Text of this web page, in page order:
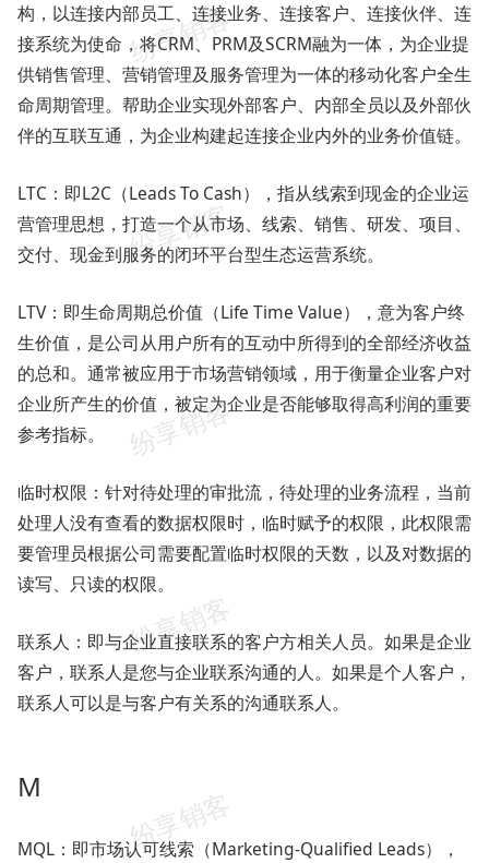
构，以连接内部员工、连接业务、连接客户、连接伙伴、连
接系统为使命，将CRM、PRM及SCRM融为一体，为企业提
供销售管理、营销管理及服务管理为一体的移动化客户全生
命周期管理。帮助企业实现外部客户、内部全员以及外部伙
伴的互联互通，为企业构建起连接企业内外的业务价值链。
LTC：即L2C（Leads To Cash），指从线索到现金的企业运
营管理思想，打造一个从市场、线索、销售、研发、项目、
交付、现金到服务的闭环平台型生态运营系统。
LTV：即生命周期总价值（Life Time Value），意为客户终
生价值，是公司从用户所有的互动中所得到的全部经济收益
的总和。通常被应用于市场营销领域，用于衡量企业客户对
企业所产生的价值，被定为企业是否能够取得高利润的重要
参考指标。
临时权限：针对待处理的审批流，待处理的业务流程，当前
处理人没有查看的数据权限时，临时赋予的权限，此权限需
要管理员根据公司需要配置临时权限的天数，以及对数据的
读写、只读的权限。
联系人：即与企业直接联系的客户方相关人员。如果是企业
客户，联系人是您与企业联系沟通的人。如果是个人客户，
联系人可以是与客户有关系的沟通联系人。
M
MQL：即市场认可线索（Marketing-Qualified Leads），